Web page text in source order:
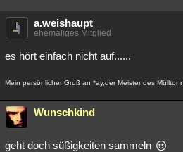
Musik
Übersichten
Besucht Teilgenommen
Lesenswert Schlüsselwörter
a.weishaupt
ehemaliges Mitglied
es hört einfach nicht auf......
Mein persönlicher Gruß an *ay,der Meister des
Wunschkind
geht doch süßigkeiten sammeln